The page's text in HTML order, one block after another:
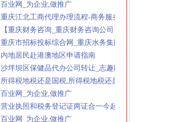
重庆江北工商代理办理流程-商务服务-水母网
【重庆财务咨询_重庆财务咨询公司】-易维企业服务
重庆市招标投标综合网_重庆水务集团股份有限公司2017
内地居民赴港澳地区申请指南
沙坪坝区保健品代办公司转让_志趣网
所得税地税还是国税,所得税地税还是国税资讯-高顿资讯
百业网_为企业,做推广
营业执照和税务登记证两证合一今起办个体工商户更便捷
百业网_为企业,做推广
【重庆九龙坡区税务顾问代理代办公司|财务顾问|税务咨